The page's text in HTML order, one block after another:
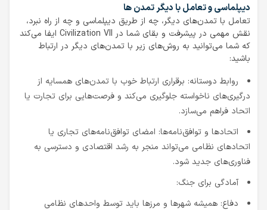
دیپلماسی و تعامل با دیگر تمدن ‌ها
تعامل با تمدن‌های دیگر، چه از طریق دیپلماسی و چه از راه نبرد،
نقش مهمی در پیشرفت و بقای شما در Civilization VII ایفا می‌کند
که شما می‌توانید به روش‌های زیر با تمدن‌های دیگر در ارتباط
باشید:
روابط دوستانه: برقراری ارتباط خوب با تمدن‌های همسایه از
درگیری‌های ناخواسته جلوگیری می‌کند و فرصت‌هایی برای تجارت یا
اتحاد فراهم می‌سازد.
اتحادها و توافق‌نامه‌ها: امضای توافق‌نامه‌های تجاری یا
اتحادهای نظامی می‌تواند منجر به رشد اقتصادی و دسترسی به
فناوری‌های جدید شود.
آمادگی برای جنگ:
دفاع: همیشه شهرها و مرزها باید توسط واحدهای نظامی